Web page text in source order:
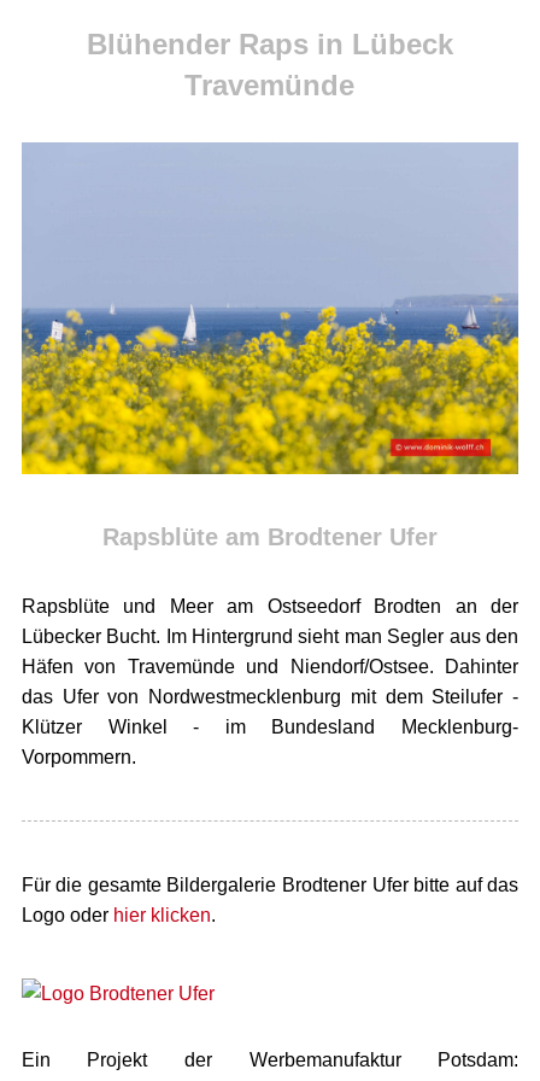
Blühender Raps in Lübeck
Travemünde
Rapsblüte am Brodtener Ufer
Rapsblüte und Meer am Ostseedorf Brodten an der
Lübecker Bucht. Im Hintergrund sieht man Segler aus den
Häfen von Travemünde und Niendorf/Ostsee. Dahinter
das Ufer von Nordwestmecklenburg mit dem Steilufer -
Klützer Winkel - im Bundesland Mecklenburg-
Vorpommern.
Für die gesamte Bildergalerie Brodtener Ufer bitte auf das
Logo oder hier klicken.
Ein Projekt der Werbemanufaktur Potsdam: